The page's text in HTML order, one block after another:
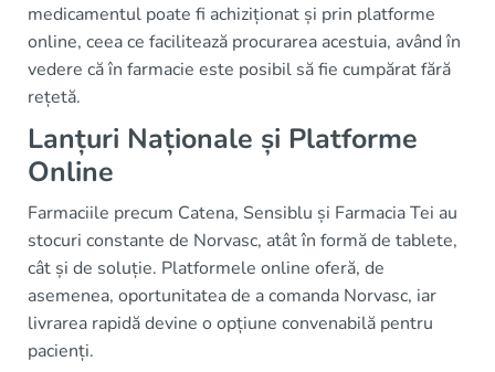
medicamentul poate fi achiziționat și prin platforme
online, ceea ce facilitează procurarea acestuia, având în
vedere că în farmacie este posibil să fie cumpărat fără
rețetă.
Lanțuri Naționale și Platforme
Online
Farmaciile precum Catena, Sensiblu și Farmacia Tei au
stocuri constante de Norvasc, atât în formă de tablete,
cât și de soluție. Platformele online oferă, de
asemenea, oportunitatea de a comanda Norvasc, iar
livrarea rapidă devine o opțiune convenabilă pentru
pacienți.